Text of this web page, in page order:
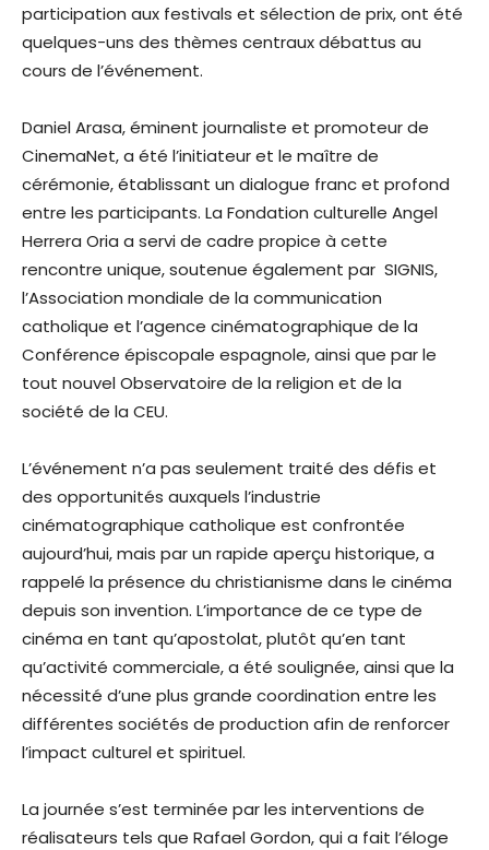
participation aux festivals et sélection de prix, ont été
quelques-uns des thèmes centraux débattus au
cours de l’événement.
Daniel Arasa, éminent journaliste et promoteur de
CinemaNet, a été l’initiateur et le maître de
cérémonie, établissant un dialogue franc et profond
entre les participants. La Fondation culturelle Angel
Herrera Oria a servi de cadre propice à cette
rencontre unique, soutenue également par SIGNIS,
l’Association mondiale de la communication
catholique et l’agence cinématographique de la
Conférence épiscopale espagnole, ainsi que par le
tout nouvel Observatoire de la religion et de la
société de la CEU.
L’événement n’a pas seulement traité des défis et
des opportunités auxquels l’industrie
cinématographique catholique est confrontée
aujourd’hui, mais par un rapide aperçu historique, a
rappelé la présence du christianisme dans le cinéma
depuis son invention. L’importance de ce type de
cinéma en tant qu’apostolat, plutôt qu’en tant
qu’activité commerciale, a été soulignée, ainsi que la
nécessité d’une plus grande coordination entre les
différentes sociétés de production afin de renforcer
l’impact culturel et spirituel.
La journée s’est terminée par les interventions de
réalisateurs tels que Rafael Gordon, qui a fait l’éloge